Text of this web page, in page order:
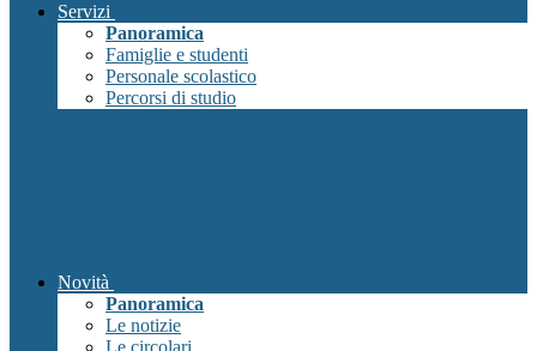
Servizi
Panoramica
Famiglie e studenti
Personale scolastico
Percorsi di studio
Novità
Panoramica
Le notizie